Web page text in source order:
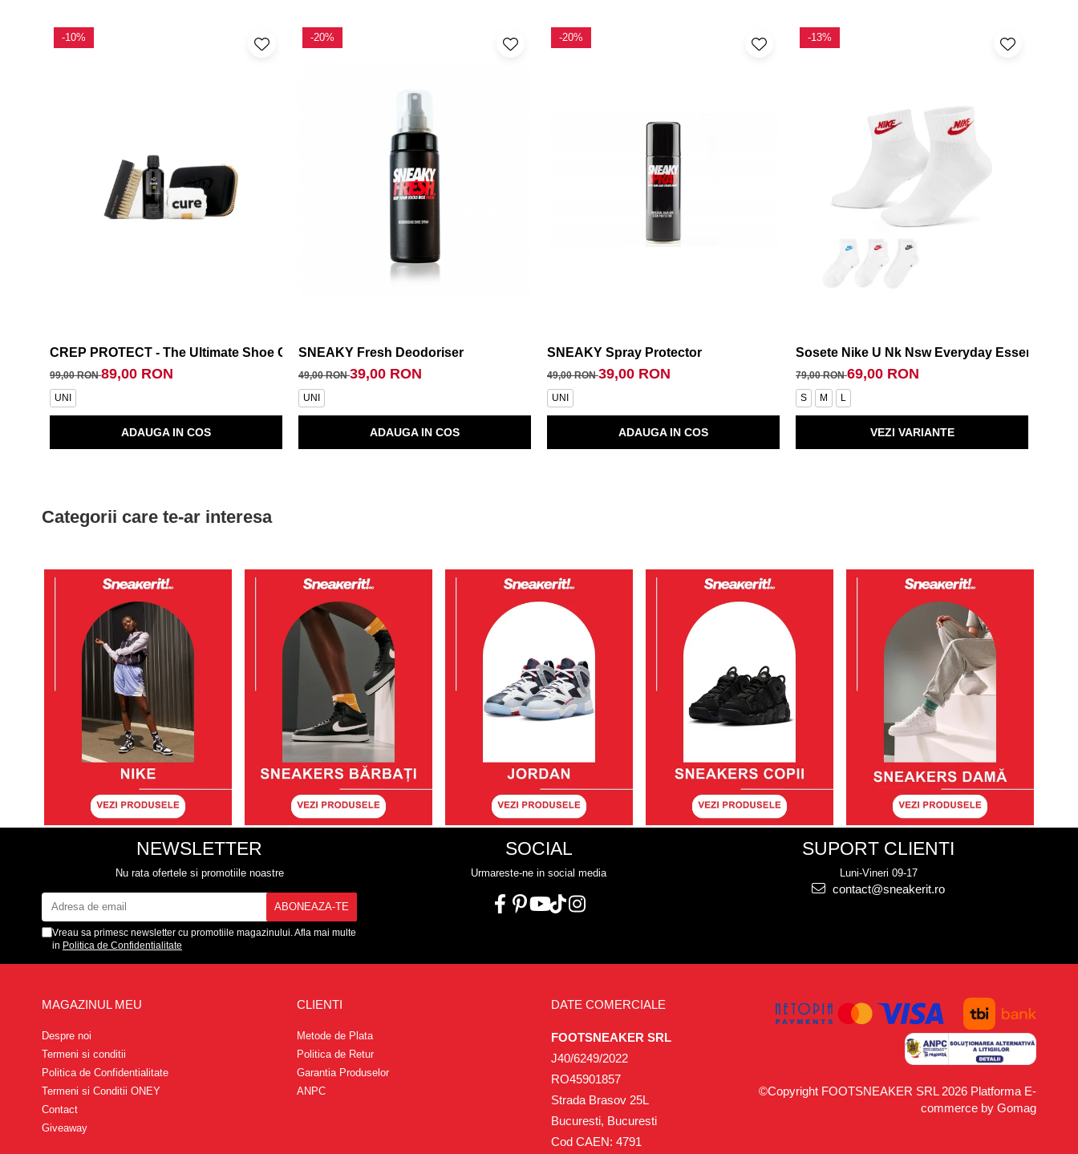
-10%
CREP PROTECT - The Ultimate Shoe Cleaner Kit
99,00 RON89,00 RON
UNI
ADAUGA IN COS
-20%
SNEAKY Fresh Deodoriser
49,00 RON39,00 RON
UNI
ADAUGA IN COS
-20%
SNEAKY Spray Protector
49,00 RON39,00 RON
UNI
ADAUGA IN COS
-13%
Sosete Nike U Nk Nsw Everyday Essential An
79,00 RON69,00 RON
S M L
VEZI VARIANTE
Categorii care te-ar interesa
NEWSLETTER
Nu rata ofertele si promotiile noastre
Vreau sa primesc newsletter cu promotiile magazinului. Afla mai multe
in Politica de Confidentialitate
SOCIAL
Urmareste-ne in social media
SUPORT CLIENTI
Luni-Vineri 09-17
contact@sneakerit.ro
MAGAZINUL MEU
Despre noi
Termeni si conditii
Politica de Confidentialitate
Termeni si Conditii ONEY
Contact
Giveaway
CLIENTI
Metode de Plata
Politica de Retur
Garantia Produselor
ANPC
DATE COMERCIALE
FOOTSNEAKER SRL
J40/6249/2022
RO45901857
Strada Brasov 25L
Bucuresti, Bucuresti
Cod CAEN: 4791
©Copyright FOOTSNEAKER SRL 2026 Platforma E-
commerce by Gomag